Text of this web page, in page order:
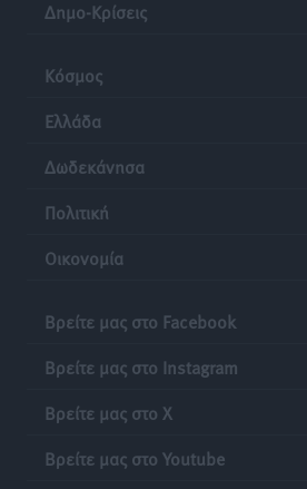
Δημο-Κρίσεις
Κόσμος
Ελλάδα
Δωδεκάνησα
Πολιτική
Οικονομία
Βρείτε μας στο Facebook
Βρείτε μας στο Instagram
Βρείτε μας στο X
Βρείτε μας στο Youtube